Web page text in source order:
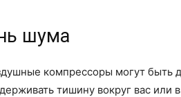
шума
компрессоры могут быть
тишину вокруг вас или